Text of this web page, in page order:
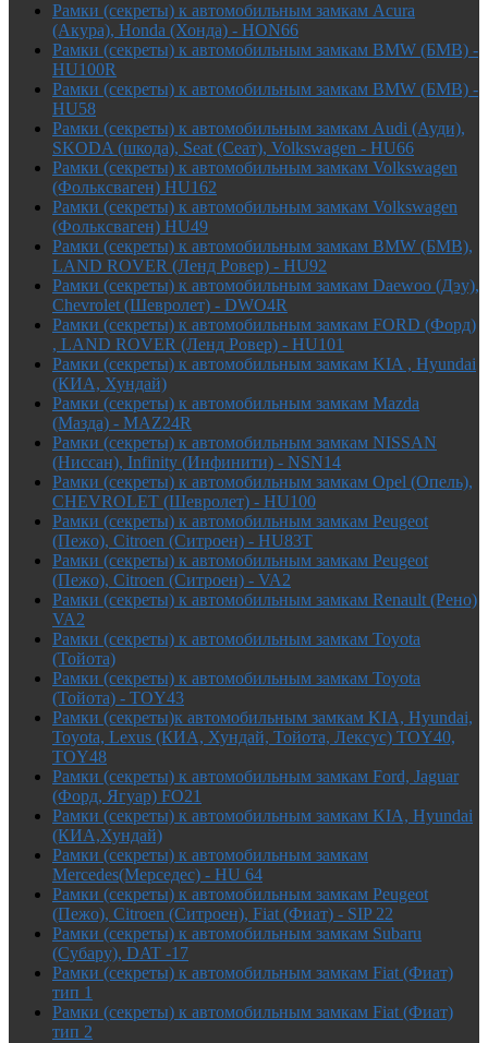
Рамки (секреты) к автомобильным замкам Acura
(Акура), Honda (Хонда) - HON66
Рамки (секреты) к автомобильным замкам BMW (БМВ) -
HU100R
Рамки (секреты) к автомобильным замкам BMW (БМВ) -
HU58
Рамки (секреты) к автомобильным замкам Audi (Ауди),
SKODA (шкода), Seat (Сеат), Volkswagen - HU66
Рамки (секреты) к автомобильным замкам Volkswagen
(Фольксваген) HU162
Рамки (секреты) к автомобильным замкам Volkswagen
(Фольксваген) HU49
Рамки (секреты) к автомобильным замкам BMW (БМВ),
LAND ROVER (Ленд Ровер) - HU92
Рамки (секреты) к автомобильным замкам Daewoo (Дэу),
Chevrolet (Шевролет) - DWO4R
Рамки (секреты) к автомобильным замкам FORD (Форд)
, LAND ROVER (Ленд Ровер) - HU101
Рамки (секреты) к автомобильным замкам KIA , Hyundai
(КИА, Хундай)
Рамки (секреты) к автомобильным замкам Mazda
(Мазда) - MAZ24R
Рамки (секреты) к автомобильным замкам NISSAN
(Ниссан), Infinity (Инфинити) - NSN14
Рамки (секреты) к автомобильным замкам Opel (Опель),
CHEVROLET (Шевролет) - HU100
Рамки (секреты) к автомобильным замкам Peugeot
(Пежо), Citroen (Ситроен) - HU83T
Рамки (секреты) к автомобильным замкам Peugeot
(Пежо), Citroen (Ситроен) - VA2
Рамки (секреты) к автомобильным замкам Renault (Рено)
VA2
Рамки (секреты) к автомобильным замкам Toyota
(Тойота)
Рамки (секреты) к автомобильным замкам Toyota
(Тойота) - TOY43
Рамки (секреты)к автомобильным замкам KIA, Hyundai,
Toyota, Lexus (КИА, Хундай, Тойота, Лексус) TOY40,
TOY48
Рамки (секреты) к автомобильным замкам Ford, Jaguar
(Форд, Ягуар) FO21
Рамки (секреты) к автомобильным замкам KIA, Hyundai
(КИА,Хундай)
Рамки (секреты) к автомобильным замкам
Mercedes(Мерседес) - HU 64
Рамки (секреты) к автомобильным замкам Peugeot
(Пежо), Citroen (Ситроен), Fiat (Фиат) - SIP 22
Рамки (секреты) к автомобильным замкам Subaru
(Субару), DAT -17
Рамки (секреты) к автомобильным замкам Fiat (Фиат)
тип 1
Рамки (секреты) к автомобильным замкам Fiat (Фиат)
тип 2